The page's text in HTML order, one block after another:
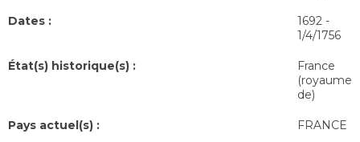
Dates : 1692 -
1/4/1756
État(s) historique(s) :
France
(royaume
de)
Pays actuel(s) : FRANCE